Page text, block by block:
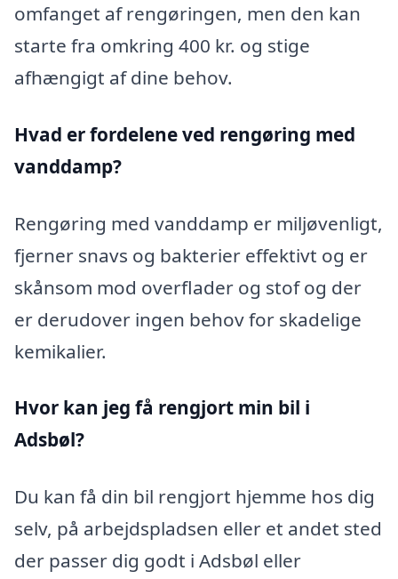
omfanget af rengøringen, men den kan
starte fra omkring 400 kr. og stige
afhængigt af dine behov.
Hvad er fordelene ved rengøring med
vanddamp?
Rengøring med vanddamp er miljøvenligt,
fjerner snavs og bakterier effektivt og er
skånsom mod overflader og stof og der
er derudover ingen behov for skadelige
kemikalier.
Hvor kan jeg få rengjort min bil i
Adsbøl?
Du kan få din bil rengjort hjemme hos dig
selv, på arbejdspladsen eller et andet sted
der passer dig godt i Adsbøl eller